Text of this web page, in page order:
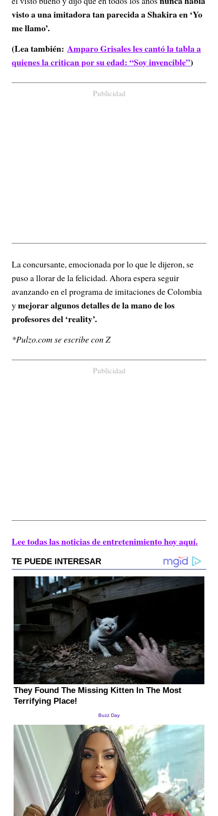
visto a una imitadora tan parecida a Shakira en ‘Yo
me llamo’.
(Lea también: Amparo Grisales les cantó la tabla a
quienes la critican por su edad: “Soy invencible”)
Publicidad
La concursante, emocionada por lo que le dijeron, se
puso a llorar de la felicidad. Ahora espera seguir
avanzando en el programa de imitaciones de Colombia
ymejorar algunos detalles de la mano de los
profesores del ‘reality’.
*Pulzo.com se escribe con Z
Publicidad
Lee todas las noticias de entretenimiento hoy aquí.